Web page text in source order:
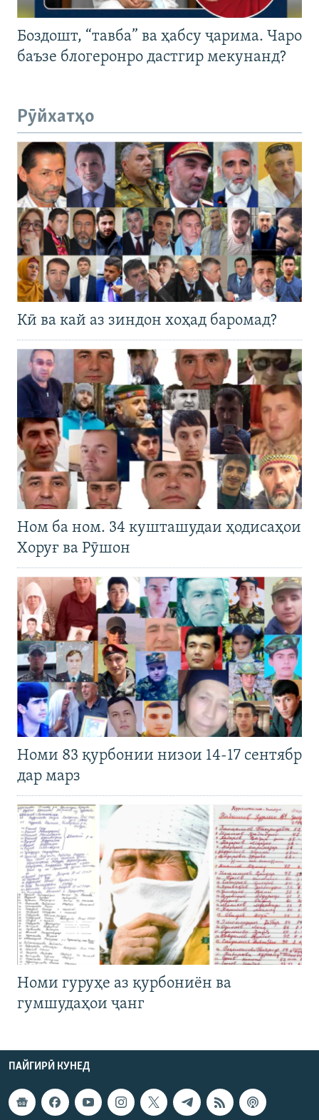
Боздошт, “тавба” ва ҳабсу ҷарима. Чаро
баъзе блогеронро дастгир мекунанд?
Рӯйхатҳо
Кӣ ва кай аз зиндон хоҳад баромад?
Ном ба ном. 34 кушташудаи ҳодисаҳои
Хоруғ ва Рӯшон
Номи 83 қурбонии низои 14-17 сентябр
дар марз
Номи гуруҳе аз қурбониён ва
гумшудаҳои ҷанг
ПАЙГИРӢ КУНЕД